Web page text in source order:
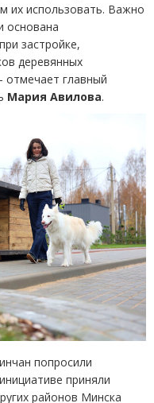
их использовать. Важно
основана
застройке,
деревянных
отмечает главный
Мария Авилова.
попросили
приняли
районов Минска